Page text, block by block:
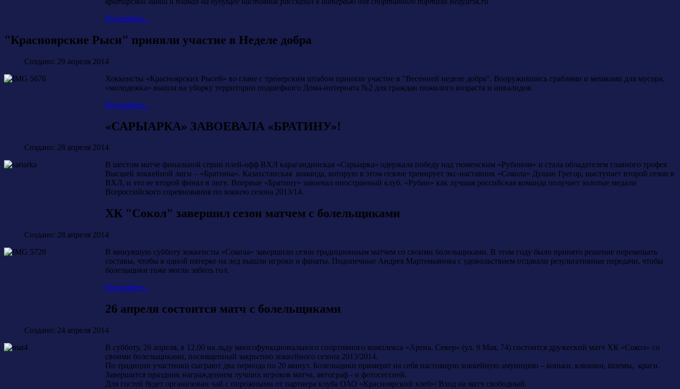
Подробнее...
"Красноярские Рыси" приняли участие в Неделе добра
Создано: 29 апреля 2014
Хоккеисты «Красноярских Рысей» во главе с тренерским штабом приняли участие в "Весенней неделе добра". Вооружившись граблями и мешками для мусора,
«молодежка» вышла на уборку территории подшефного Дома-интерната №2 для граждан пожилого возраста и инвалидов.
Подробнее...
«САРЫАРКА» ЗАВОЕВАЛА «БРАТИНУ»!
Создано: 28 апреля 2014
В шестом матче финальной серии плей-офф ВХЛ карагандинская «Сарыарка» одержала победу над тюменским «Рубином» и стала обладателем главного трофея
Высшей хоккейной лиги – «Братины». Казахстанская команда, которую в этом сезоне тренирует экс-наставник «Сокола» Душан Грегор, выступает второй сезон в
ВХЛ, и это ее второй финал в лиге. Впервые «Братину» завоевал иностранный клуб. «Рубин» как лучшая российская команда получает золотые медали
Всероссийского соревнования по хоккею сезона 2013/14.
ХК "Сокол" завершил сезон матчем с болельщиками
Создано: 28 апреля 2014
В минувшую субботу хоккеисты «Сокола» завершили сезон традиционным матчем со своими болельщиками. В этом году было принято решение перемешать
составы, чтобы в одной пятерке на лед вышли игроки и фанаты. Подопечные Андрея Мартемьянова с удовольствием отдавали результативные передачи, чтобы
болельщики тоже могли забить гол.
Подробнее...
26 апреля состоится матч с болельщиками
Создано: 24 апреля 2014
В субботу, 26 апреля, в 12.00 на льду многофункционального спортивного комплекса «Арена. Север» (ул. 9 Мая, 74) состоится дружеский матч ХК «Сокол» со
своими болельщиками, посвященный закрытию хоккейного сезона 2013/2014.
По традиции участники сыграют два периода по 20 минут. Болельщики примерят на себя настоящую хоккейную амуницию – коньки, клюшки, шлемы, краги.
Завершится праздник награждением лучших игроков матча, автограф - и фотосессией.
Для гостей будет организован чай с пирожными от партнера клуба ОАО «Красноярский хлеб»/ Вход на матч свободный.